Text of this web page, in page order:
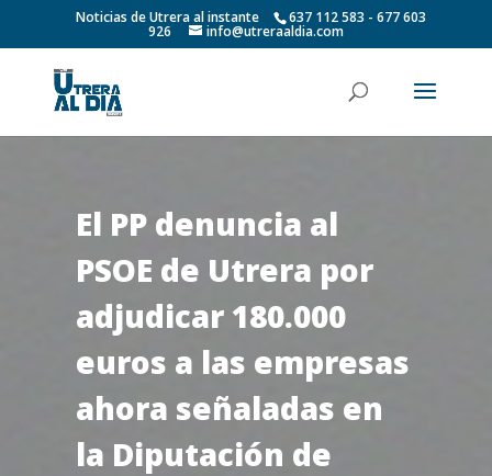
Noticias de Utrera al instante 637 112 583 - 677 603
926 info@utreraaldia.com
El PP denuncia al
PSOE de Utrera por
adjudicar 180.000
euros a las empresas
ahora señaladas en
la Diputación de